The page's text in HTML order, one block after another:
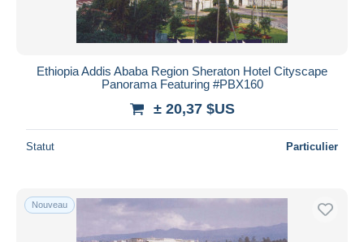
Appliquer
Ethiopia Addis Ababa Region Sheraton Hotel Cityscape
Panorama Featuring #PBX160
± 20,37 $US
Statut Particulier
Nouveau